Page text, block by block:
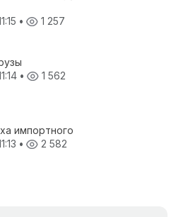
• 1 257
• 1 562
импортного
• 2 582